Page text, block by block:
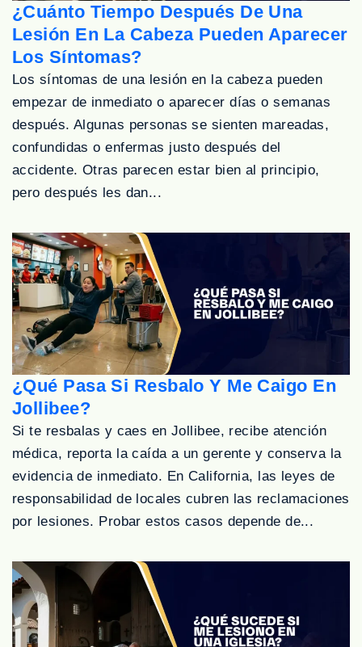
¿Cuánto Tiempo Después De Una
Lesión En La Cabeza Pueden Aparecer
Los Síntomas?
Los síntomas de una lesión en la cabeza pueden
empezar de inmediato o aparecer días o semanas
después. Algunas personas se sienten mareadas,
confundidas o enfermas justo después del
accidente. Otras parecen estar bien al principio,
pero después les dan...
¿Qué Pasa Si Resbalo Y Me Caigo En
Jollibee?
Si te resbalas y caes en Jollibee, recibe atención
médica, reporta la caída a un gerente y conserva la
evidencia de inmediato. En California, las leyes de
responsabilidad de locales cubren las reclamaciones
por lesiones. Probar estos casos depende de...